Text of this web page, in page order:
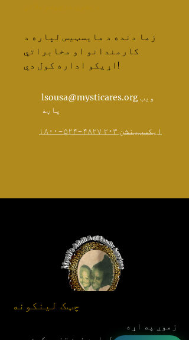
زما دنده د مایسټیس لپاره د
کارمندانو او مخابراتي
اړیکو اداره کول دي!
lsousa@mysticares.org ویب
پاڼه
۱۸۰۰-۵۲۴-۴۸۲۷ ایکسټینشن ۲۰۳
چټک لینکونه
زموږ په اړه